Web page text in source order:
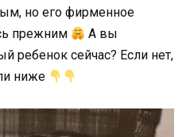
но его фирменное
прежним
А вы
ребенок сейчас? Если нет,
ниже